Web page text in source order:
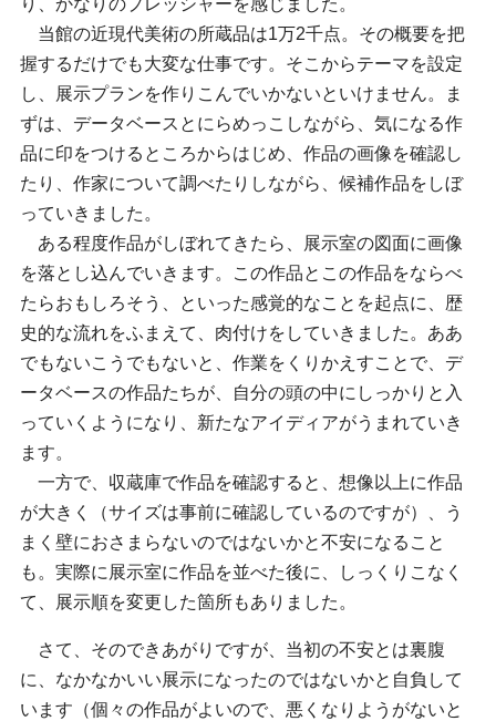
当館の近現代美術の所蔵品は1万2千点。その概要を把
握するだけでも大変な仕事です。そこからテーマを設定
し、展示プランを作りこんでいかないといけません。ま
ずは、データベースとにらめっこしながら、気になる作
品に印をつけるところからはじめ、作品の画像を確認し
たり、作家について調べたりしながら、候補作品をしぼ
っていきました。
ある程度作品がしぼれてきたら、展示室の図面に画像
を落とし込んでいきます。この作品とこの作品をならべ
たらおもしろそう、といった感覚的なことを起点に、歴
史的な流れをふまえて、肉付けをしていきました。ああ
でもないこうでもないと、作業をくりかえすことで、デ
ータベースの作品たちが、自分の頭の中にしっかりと入
っていくようになり、新たなアイディアがうまれていき
ます。
一方で、収蔵庫で作品を確認すると、想像以上に作品
が大きく（サイズは事前に確認しているのですが）、う
まく壁におさまらないのではないかと不安になること
も。実際に展示室に作品を並べた後に、しっくりこなく
て、展示順を変更した箇所もありました。
さて、そのできあがりですが、当初の不安とは裏腹
に、なかなかいい展示になったのではないかと自負して
います（個々の作品がよいので、悪くなりようがないと